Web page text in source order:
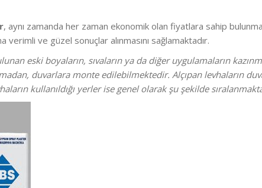
, aynı zamanda her zaman ekonomik olan fiyatlara sahip
ve güzel sonuçlar alınmasını sağlamaktadır.
eski boyaların, sıvaların ya da diğer uygulamaların
duvarlara monte edilebilmektedir. Alçıpan levhaların
kullanıldığı yerler ise genel olarak şu şekilde